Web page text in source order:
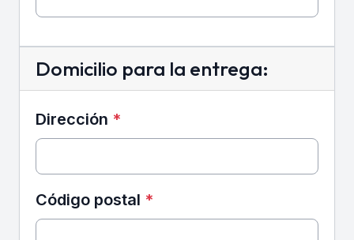
Domicilio para la entrega:
Dirección *
Código postal *